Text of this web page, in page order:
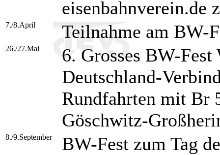
eisenbahnverein.de
7./8.April Teilnahme am BW-
26./27.Mai
6. Grosses BW-
Deutschland-
Rundfahrten mit Br
Göschwitz-
8./9.September
BW-Fest zum Tag